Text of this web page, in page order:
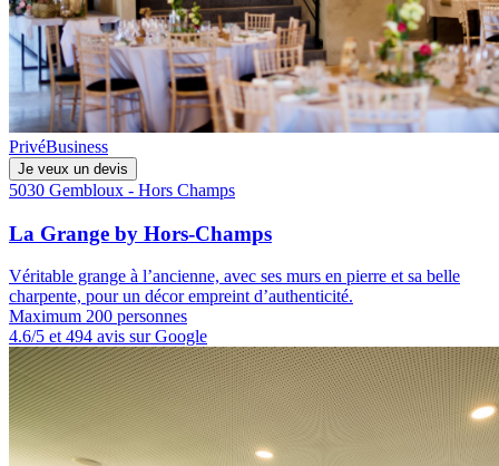
PrivéBusiness
Je veux un devis
5030 Gembloux - Hors Champs
La Grange by Hors-Champs
Véritable grange à l’ancienne, avec ses murs en pierre et sa belle
charpente, pour un décor empreint d’authenticité.
Maximum 200 personnes
4.6/5 et 494 avis sur Google